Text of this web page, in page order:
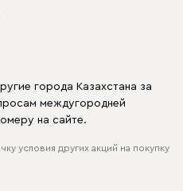
города Казахстана за
междугородней
на сайте.
условия других акций на покупку